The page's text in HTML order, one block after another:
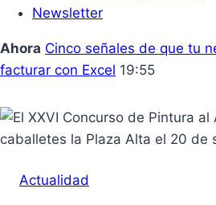
Newsletter
Ahora Cinco señales de que tu
facturar con Excel 19:55
Actualidad